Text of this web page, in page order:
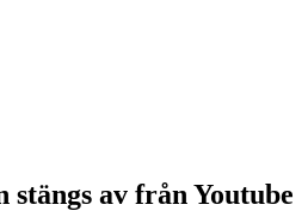
stängs av från Youtube